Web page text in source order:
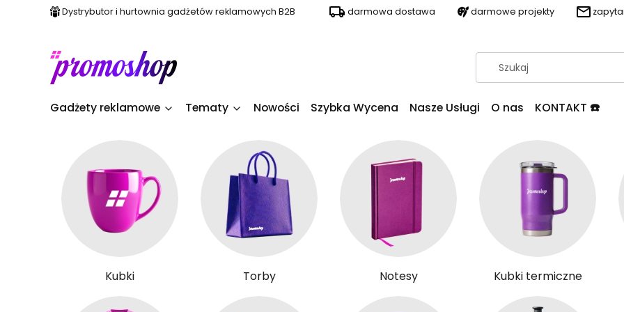
Dystrybutor i hurtownia gadżetów reklamowych B2B darmowa dostawa darmowe projekty
Gadżety reklamowe Tematy Nowości Szybka Wycena Nasze Usługi O nas KONTAKT ☎️
Kubki Torby Notesy Kubki termiczne